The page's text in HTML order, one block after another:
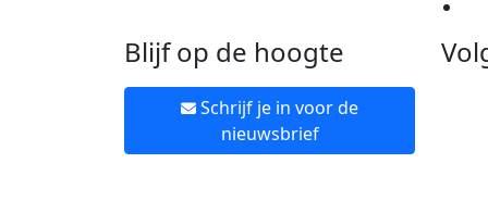
Blijf op de hoogte
Schrijf je in voor de
nieuwsbrief